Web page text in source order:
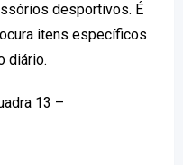
desportivos. É
itens específicos
diário.
13 –